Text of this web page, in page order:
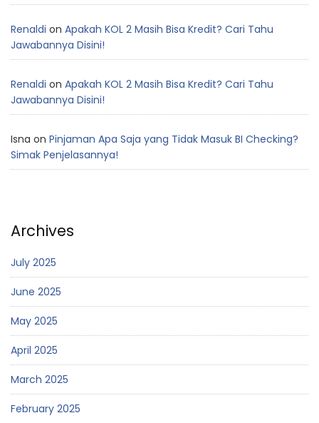
Renaldi on Apakah KOL 2 Masih Bisa Kredit? Cari Tahu
Jawabannya Disini!
Renaldi on Apakah KOL 2 Masih Bisa Kredit? Cari Tahu
Jawabannya Disini!
Isna on Pinjaman Apa Saja yang Tidak Masuk BI Checking?
Simak Penjelasannya!
Archives
July 2025
June 2025
May 2025
April 2025
March 2025
February 2025